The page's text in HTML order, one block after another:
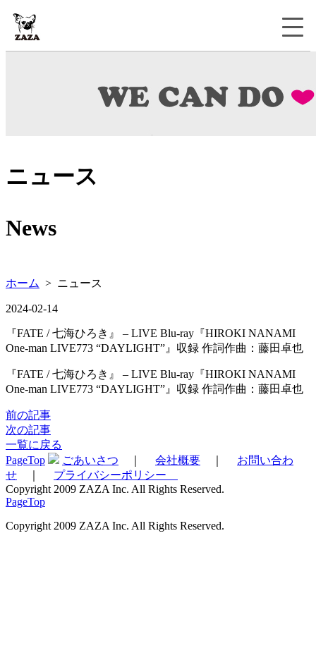
ニュース
News
ホーム > ニュース
2024-02-14
『FATE / 七海ひろき』 – LIVE Blu-ray『HIROKI NANAMI
One-man LIVE773 “DAYLIGHT”』収録 作詞作曲：藤田卓也
『FATE / 七海ひろき』 – LIVE Blu-ray『HIROKI NANAMI
One-man LIVE773 “DAYLIGHT”』収録 作詞作曲：藤田卓也
前の記事
次の記事
一覧に戻る
PageTop
ごあいさつ 会社概要
お問い合わ
せ
プライバシーポリシー
Copyright 2009 ZAZA Inc. All Rights Reserved.
PageTop
Copyright 2009 ZAZA Inc. All Rights Reserved.